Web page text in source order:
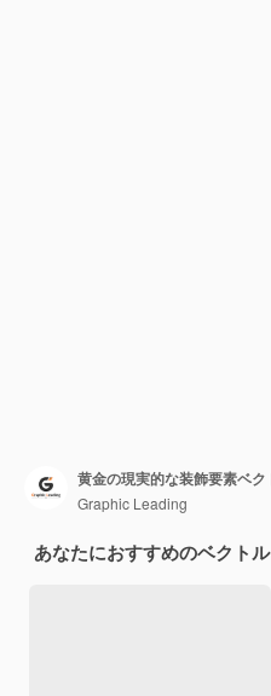
Graphic Leading
あなたにおすすめのベクトル